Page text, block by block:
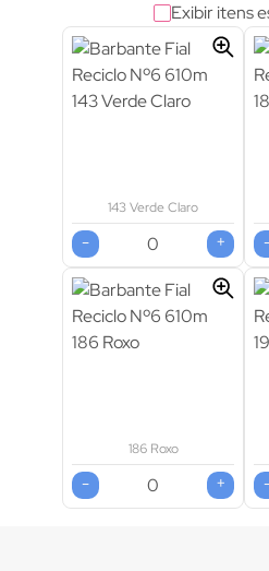
Exibir itens
143 Verde Claro
- +
186 Roxo
- +